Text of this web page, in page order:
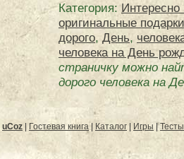
Категория:Интересно
оригинальные подарки
дорого, День,
человека на День
страничку можно
дорого человека на
uCoz Гостевая книга| Каталог Игры |Тесты